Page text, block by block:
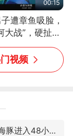
00:15
遭章鱼吸脸，
大战”，硬扯加
才挣脱
视频
台风白海豚进入48小时警戒线